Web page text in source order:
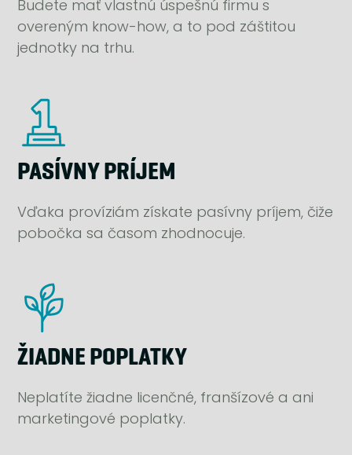
Budete mať vlastnú úspešnú firmu s
overeným know-how, a to pod záštitou
jednotky na trhu.
PASÍVNY PRÍJEM
Vďaka províziám získate pasívny príjem, čiže
pobočka sa časom zhodnocuje.
ŽIADNE POPLATKY
Neplatíte žiadne licenčné, franšízové a ani
marketingové poplatky.